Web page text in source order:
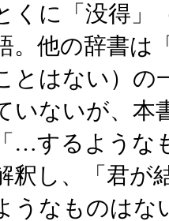
くに「没得」
。他の辞書は
とはない）の
いないが、本
「…するような
釈し、「君が
うなものはな